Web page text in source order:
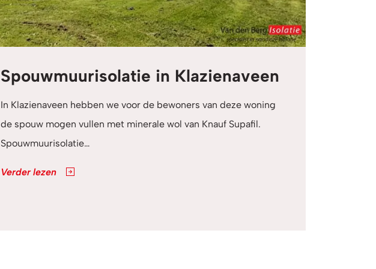
Spouwmuurisolatie in Klazienaveen
In Klazienaveen hebben we voor de bewoners van deze woning
de spouw mogen vullen met minerale wol van Knauf Supafil.
Spouwmuurisolatie…
Verder lezen